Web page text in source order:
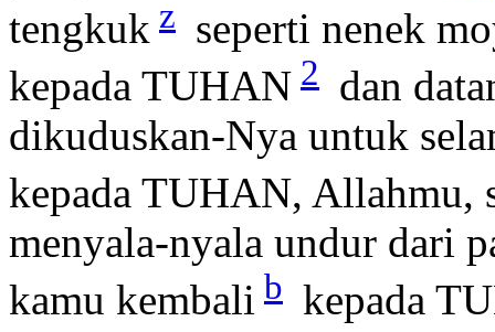
tengkuk z seperti nenek
kepada TUHAN 2 dan
dikuduskan-Nya untuk
kepada TUHAN, Allahmu,
menyala-nyala undur dari
kamu kembali b kepada